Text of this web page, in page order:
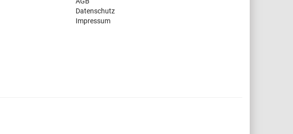
Datenschutz
Impressum